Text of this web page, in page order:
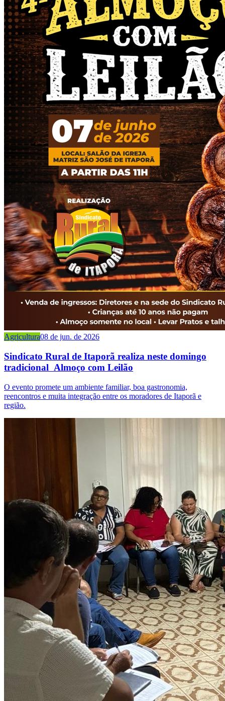
Agricultura08 de jun. de 2026
Sindicato Rural de Itaporã realiza neste domingo
tradicional Almoço com Leilão
O evento promete um ambiente familiar, boa gastronomia,
reencontros e muita integração entre os moradores de Itaporã e
região.